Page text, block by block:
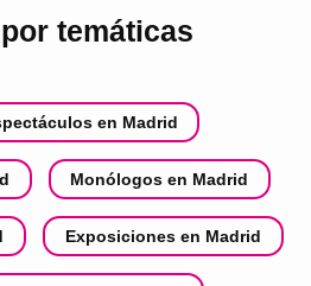
temáticas
en Madrid
Monólogos en Madrid
Exposiciones en Madrid